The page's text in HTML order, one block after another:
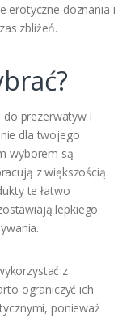
erotyczne doznania i
zbliżeń.
do prezerwatyw i
dla twojego
wyborem są
z większością
te łatwo
lepkiego
z
ograniczyć ich
ponieważ